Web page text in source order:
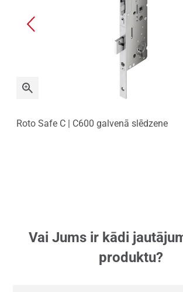
Roto Safe C | C600 galvenā slēdzene
Vai Jums ir kādi
produktu?